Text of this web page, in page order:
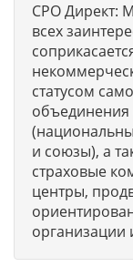
СРО Директ:
всех
статусом
объединения
и союзы), а
страховые
центры,
организации